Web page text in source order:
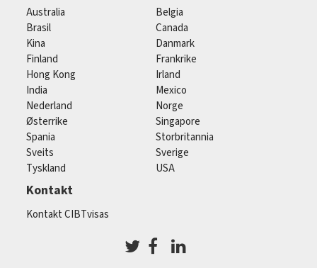
Australia
Belgia
Brasil
Canada
Kina
Danmark
Finland
Frankrike
Hong Kong
Irland
India
Mexico
Nederland
Norge
Østerrike
Singapore
Spania
Storbritannia
Sveits
Sverige
Tyskland
USA
Kontakt
Kontakt CIBTvisas